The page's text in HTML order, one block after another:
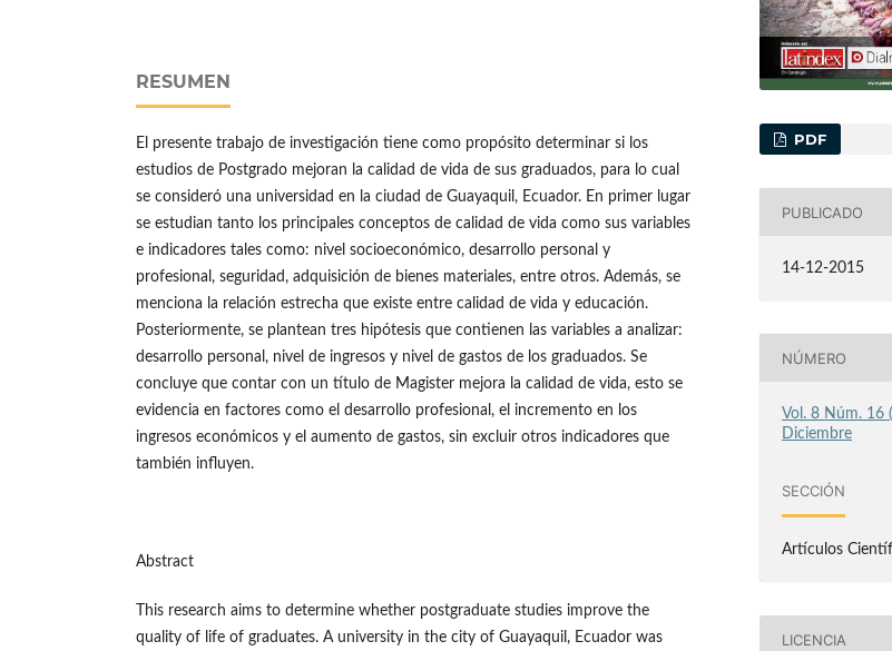
RESUMEN
El presente trabajo de investigación tiene como propósito determinar si los
estudios de Postgrado mejoran la calidad de vida de sus graduados, para lo cual
se consideró una universidad en la ciudad de Guayaquil, Ecuador. En primer lugar
se estudian tanto los principales conceptos de calidad de vida como sus variables
e indicadores tales como: nivel socioeconómico, desarrollo personal y
profesional, seguridad, adquisición de bienes materiales, entre otros. Además, se
menciona la relación estrecha que existe entre calidad de vida y educación.
Posteriormente, se plantean tres hipótesis que contienen las variables a analizar:
desarrollo personal, nivel de ingresos y nivel de gastos de los graduados. Se
concluye que contar con un título de Magister mejora la calidad de vida, esto se
evidencia en factores como el desarrollo profesional, el incremento en los
ingresos económicos y el aumento de gastos, sin excluir otros indicadores que
también influyen.
Abstract
This research aims to determine whether postgraduate studies improve the
quality of life of graduates. A university in the city of Guayaquil, Ecuador was
PDF
PUBLICADO
14-12-2015
NÚMERO
Vol. 8 Núm. 16
Diciembre
SECCIÓN
Artículos
LICENCIA